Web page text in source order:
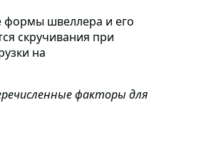
швеллера и его
скручивания при
на
факторы для